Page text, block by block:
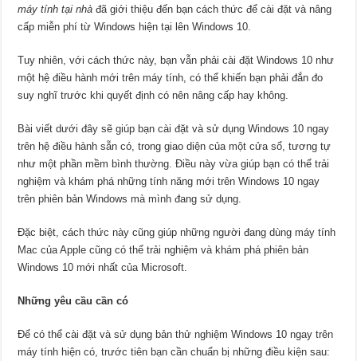
máy tính tại nhàđã giới thiệu đến bạn cách thức để cài đặt và nâng
cấp miễn phí từ Windows hiện tại lên Windows 10.
Tuy nhiên, với cách thức này, bạn vẫn phải cài đặt Windows 10 như
một hệ điều hành mới trên máy tính, có thể khiến bạn phải đắn đo
suy nghĩ trước khi quyết định có nên nâng cấp hay không.
Bài viết dưới đây sẽ giúp bạn cài đặt và sử dụng Windows 10 ngay
trên hệ điều hành sẵn có, trong giao diện của một cửa sổ, tương tự
như một phần mềm bình thường. Điều này vừa giúp bạn có thể trải
nghiệm và khám phá những tính năng mới trên Windows 10 ngay
trên phiên bản Windows mà mình đang sử dụng.
Đặc biệt, cách thức này cũng giúp những người đang dùng máy tính
Mac của Apple cũng có thể trải nghiệm và khám phá phiên bản
Windows 10 mới nhất của Microsoft.
Những yêu cầu cần có
Để có thể cài đặt và sử dụng bản thử nghiệm Windows 10 ngay trên
máy tính hiện có, trước tiên bạn cần chuẩn bị những điều kiện sau: